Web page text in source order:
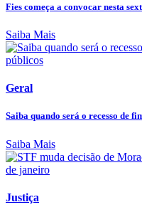
Fies começa a convocar nesta
Saiba Mais
Geral
Saiba quando será o recesso de
Saiba Mais
Justiça